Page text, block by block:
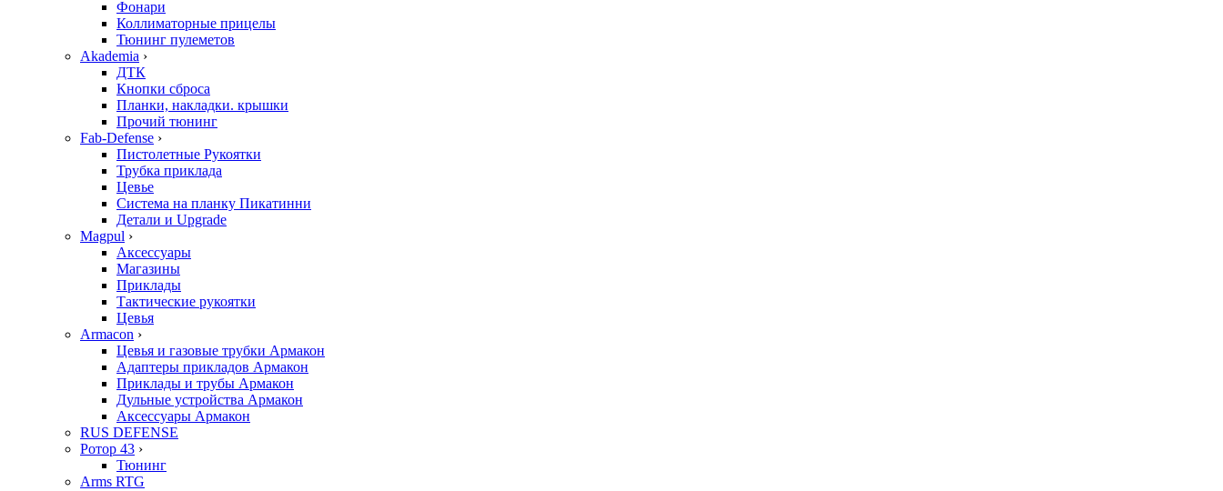
Фонари
Коллиматорные прицелы
Тюнинг пулеметов
Akademia ›
ДТК
Кнопки сброса
Планки, накладки. крышки
Прочий тюнинг
Fab-Defense ›
Пистолетные Рукоятки
Трубка приклада
Цевье
Система на планку Пикатинни
Детали и Upgrade
Magpul ›
Аксессуары
Магазины
Приклады
Тактические рукоятки
Цевья
Armacon ›
Цевья и газовые трубки Армакон
Адаптеры прикладов Армакон
Приклады и трубы Армакон
Дульные устройства Армакон
Аксессуары Армакон
RUS DEFENSE
Ротор 43 ›
Тюнинг
Arms RTG